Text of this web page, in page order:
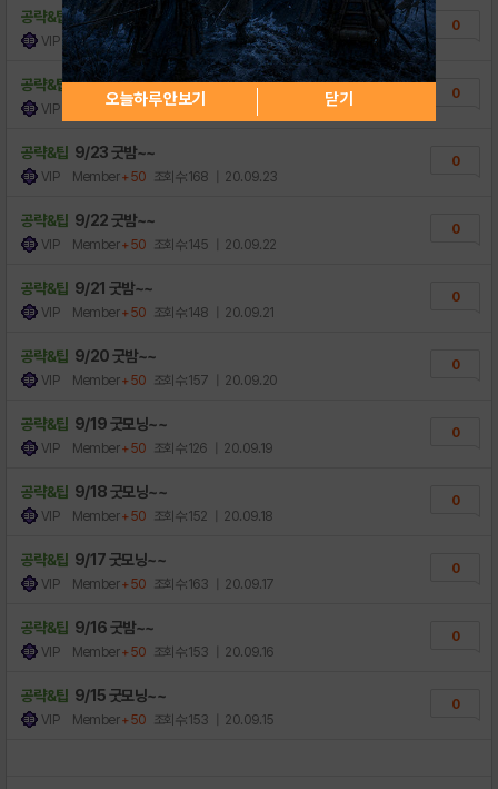
공략&팁 9/25 굿모닝~~
VIP Member+50 조회수:206 | 20.09.25
0
공략&팁 9/24 굿밤~~
VIP Member+50 조회수:178
0
공략&팁 9/23 굿밤~~
VIP Member+50 조회수:168 | 20.09.23
0
공략&팁 9/22 굿밤~~
VIP Member+50 조회수:145 | 20.09.22
0
공략&팁 9/21 굿밤~~
VIP Member+50 조회수:148 | 20.09.21
0
공략&팁 9/20 굿밤~~
VIP Member+50 조회수:157 | 20.09.20
0
공략&팁 9/19 굿모닝~~
VIP Member+50 조회수:126 | 20.09.19
0
공략&팁 9/18 굿모닝~~
VIP Member+50 조회수:152 | 20.09.18
0
공략&팁 9/17 굿모닝~~
VIP Member+50 조회수:163 | 20.09.17
0
공략&팁 9/16 굿밤~~
VIP Member+50 조회수:153 | 20.09.16
0
공략&팁 9/15 굿모닝~~
VIP Member+50 조회수:153 | 20.09.15
0
오늘하루 안보기 닫기